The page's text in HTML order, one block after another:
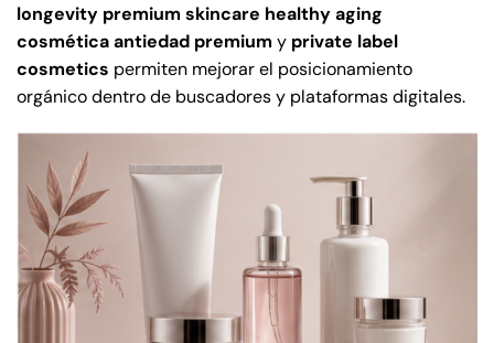
longevity premium skincare healthy aging
cosmética antiedad premiumy private label
cosmetics permiten mejorar el posicionamiento
orgánico dentro de buscadores y plataformas digitales.